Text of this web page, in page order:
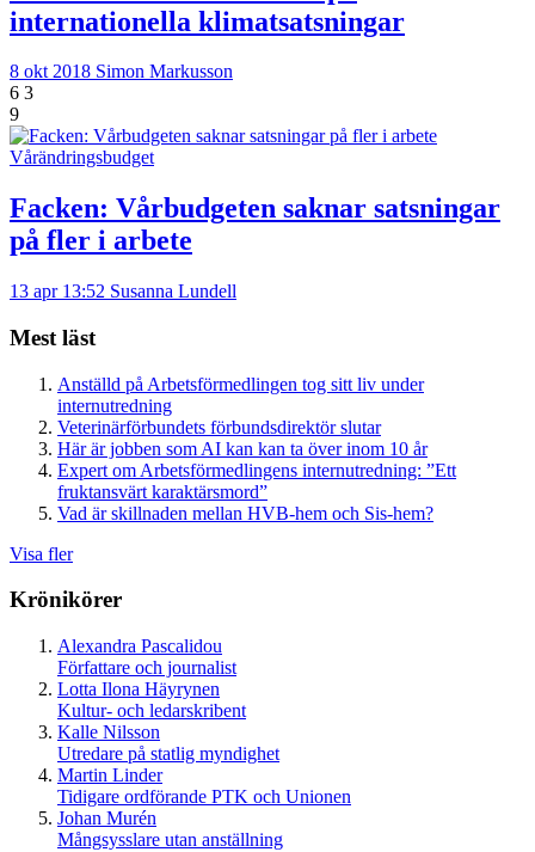
internationella klimatsatsningar
8 okt 2018 Simon Markusson
6 3
9
Vårändringsbudget
Facken: Vårbudgeten saknar satsningar
på fler i arbete
13 apr 13:52 Susanna Lundell
Mest läst
Anställd på Arbetsförmedlingen tog sitt liv under
internutredning
Veterinärförbundets förbundsdirektör slutar
Här är jobben som AI kan kan ta över inom 10 år
Expert om Arbetsförmedlingens internutredning: ”Ett
fruktansvärt karaktärsmord”
Vad är skillnaden mellan HVB-hem och Sis-hem?
Visa fler
Krönikörer
Alexandra Pascalidou
Författare och journalist
Lotta Ilona Häyrynen
Kultur- och ledarskribent
Kalle Nilsson
Utredare på statlig myndighet
Martin Linder
Tidigare ordförande PTK och Unionen
Johan Murén
Mångsysslare utan anställning